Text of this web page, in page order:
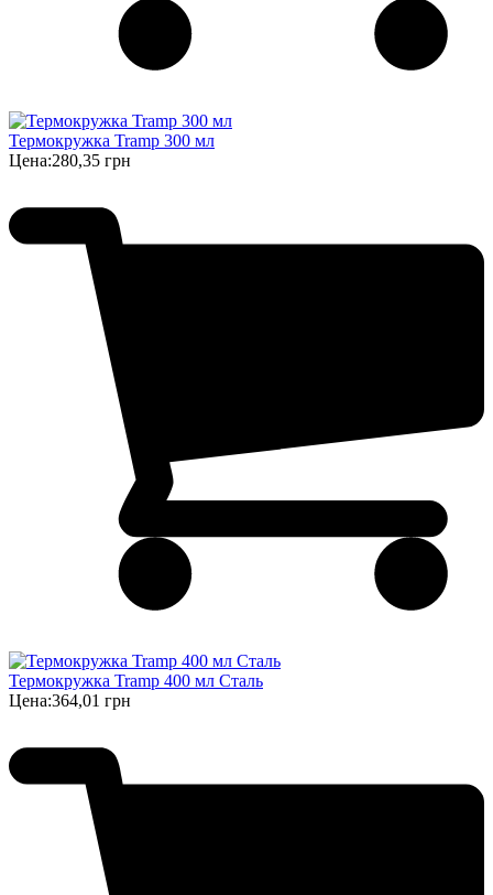
Термокружка Tramp 300 мл
Цена:280,35 грн
Термокружка Tramp 400 мл Сталь
Цена:364,01 грн